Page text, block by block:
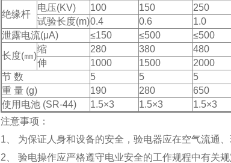
绝缘杆
电压(KV) 100 150 250
试验长度(m)0.4 0.6 1.0
泄露电流(μA)
≤150 ≤500 ≤500
长度(㎜)
缩 280 380 480
伸
1000 1500 2000
节 数
5 5 5
重 量 (g)
190 280 650
使用电池 (SR-44)
1.5×3 1.5×3 1.5×3
注意事项：
1、 为保证人身和设备的安全，验电器应在空气流通、
2、 验电操作应严格遵守电业安全的工作规程中有关规